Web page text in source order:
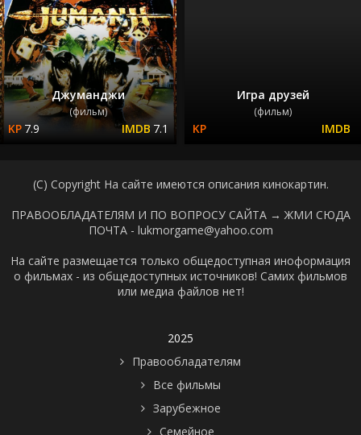
Джуманджи
(фильм)
7.9 7.1
Игра друзей
(фильм)
(C) Copyright На сайте имеются описания кинокартин.
ПРАВООБЛАДАТЕЛЯМ И ПО ВОПРОСУ САЙТА → ЖМИ СЮДА
ПОЧТА - lukmorgame@yahoo.com
На сайте размещается только общедоступная иноформация
о фильмах - из общедоступных источников! Самих фильмов
или медиа файлов нет!
2025
Правообладателям
Все фильмы
Зарубежное
Семейное